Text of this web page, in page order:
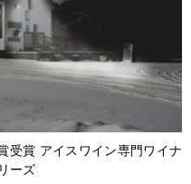
受賞 アイスワイン専門ワイナ
ーズ